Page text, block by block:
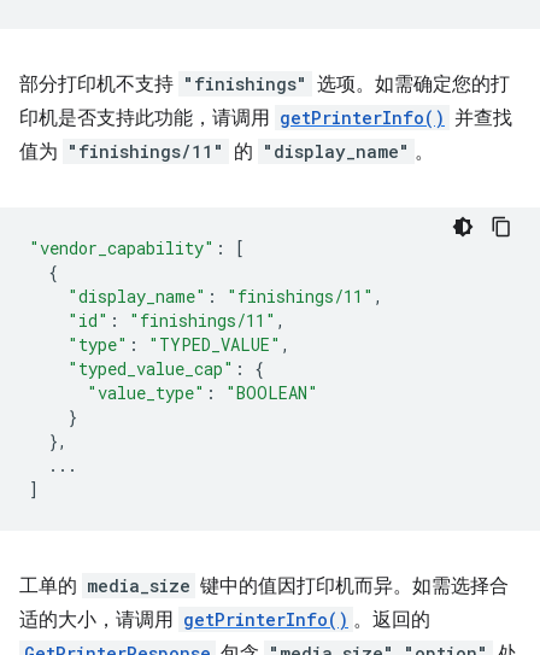
部分打印机不支持 "finishings" 选项。如需确定您的打
印机是否支持此功能，请调用 getPrinterInfo() 并查找
值为 "finishings/11" 的 "display_name" 。
"vendor_capability" :
[
{
"display_name" : "finishings/11" ,
"id" : "finishings/11" ,
"type" : "TYPED_VALUE" ,
"typed_value_cap" :
{
"value_type" :
"BOOLEAN"
}
},
...
]
工单的 media_size 键中的值因打印机而异。如需选择合
适的大小，请调用 getPrinterInfo() 。返回的